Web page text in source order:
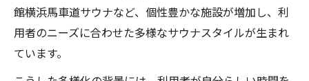
サウナで自分だけのリラックス時間を演出
サウナスタイルで叶える心地よい過ごし方
館横浜馬車道サウナなど、個性豊かな施設が増加し、利
用者のニーズに合わせた多様なサウナスタイルが生まれ
ています。